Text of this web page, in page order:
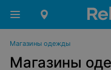
Магазины одежды
Магазины